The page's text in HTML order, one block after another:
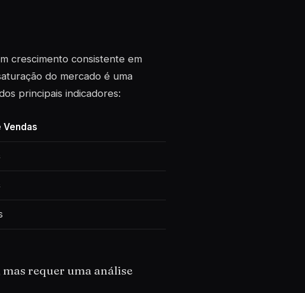
crescimento consistente em
do mercado é uma
principais indicadores:
Vendas
requer uma análise